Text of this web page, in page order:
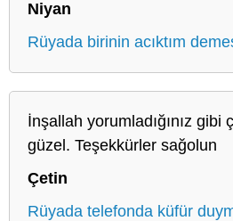
Niyan
Rüyada birinin acıktım
İnşallah yorumladığınız gibi
güzel. Teşekkürler sağolun
Çetin
Rüyada telefonda küfür